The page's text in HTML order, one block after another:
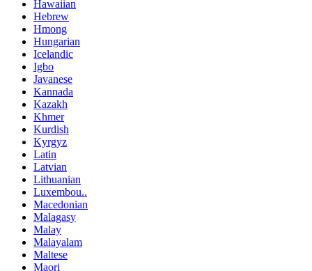
Hawaiian
Hebrew
Hmong
Hungarian
Icelandic
Igbo
Javanese
Kannada
Kazakh
Khmer
Kurdish
Kyrgyz
Latin
Latvian
Lithuanian
Luxembou..
Macedonian
Malagasy
Malay
Malayalam
Maltese
Maori